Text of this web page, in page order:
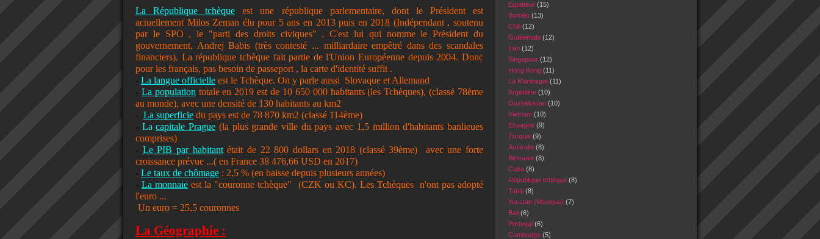
La République tchèque
est une république parlementaire, dont le Président est
actuellement Milos Zeman élu pour 5 ans en 2013 puis en 2018 (Indépendant , soutenu
par le SPO , le "parti des droits civiques" . C'est lui qui nomme le Président du
gouvernement, Andrej Babis (très contesté ... milliardaire empêtré dans des scandales
financiers). La république tchèque fait partie de l'Union Européenne depuis 2004. Donc
pour les français, pas besoin de passeport , la carte d'identité suffit .
- La langue officielle est le Tchèque. On y parle aussi Slovaque et Allemand
- La population totale en 2019 est de 10 650 000 habitants (les Tchèques), (classé 78ème
au monde), avec une densité de 130 habitants au km2
- La superficie du pays est de 78 870 km2 (classé 114ème)
- Lacapitale Prague (la plus grande ville du pays avec 1,5 million d'habitants banlieues
comprises)
- Le PIB par habitant était de 22 800 dollars en 2018 (classé 39ème) avec une forte
croissance prévue ...( en France 38 476,66 USD en 2017)
- Le taux de chômage : 2,5 % (en baisse depuis plusieurs années)
-La monnaie est la "couronne tchèque" (CZK ou KC). Les Tchèques n'ont pas adopté
l'euro ...
Un euro = 25,5 couronnes
La Géographie :
Equateur (15)
Bornéo (13)
Chili (12)
Guatemala (12)
Iran (12)
Singapour (12)
Hong Kong (11)
La Martinique (11)
Argentine (10)
Ouzbékistan (10)
Vietnam (10)
Espagne (9)
Turquie (9)
Australie (8)
Birmanie (8)
Cuba (8)
République tchèque (8)
Tahiti (8)
Yucatan (Mexique) (7)
Bali (6)
Portugal (6)
Cambodge (5)